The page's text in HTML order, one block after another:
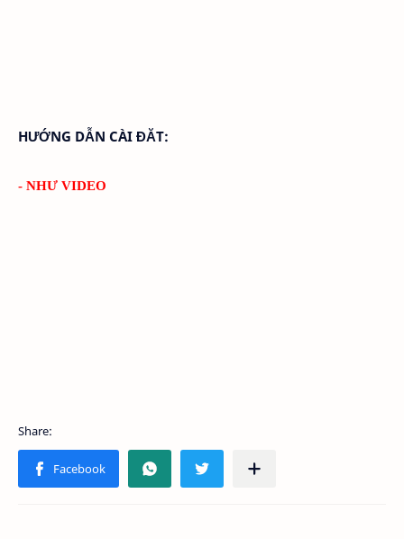
HƯỚNG DẪN CÀI ĐĂT:
- NHƯ VIDEO